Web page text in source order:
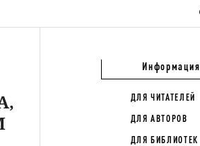
Информация
ДЛЯ ЧИТАТЕЛЕЙ
ДЛЯ АВТОРОВ
ДЛЯ БИБЛИОТЕК